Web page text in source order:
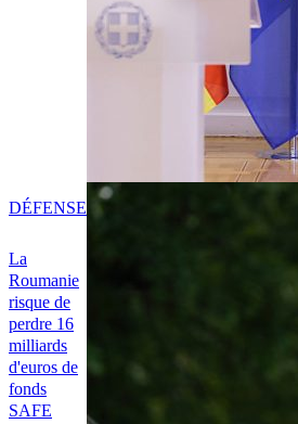
La
Roumanie
risque de
perdre 16
milliards
d'euros de
fonds
SAFE
DÉFENSE